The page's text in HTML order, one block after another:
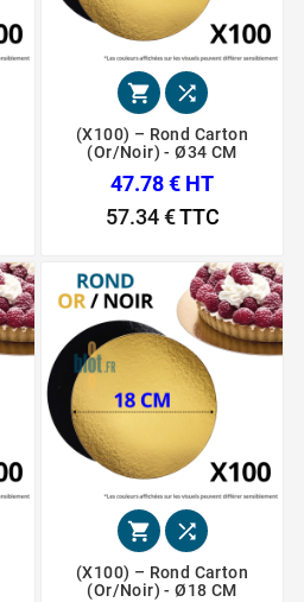
 
(X100) – Rond Carton
(Or/Noir) - Ø34 CM
47.78 € HT
57.34 €TTC
 
(X100) – Rond Carton
(Or/Noir) - Ø18 CM